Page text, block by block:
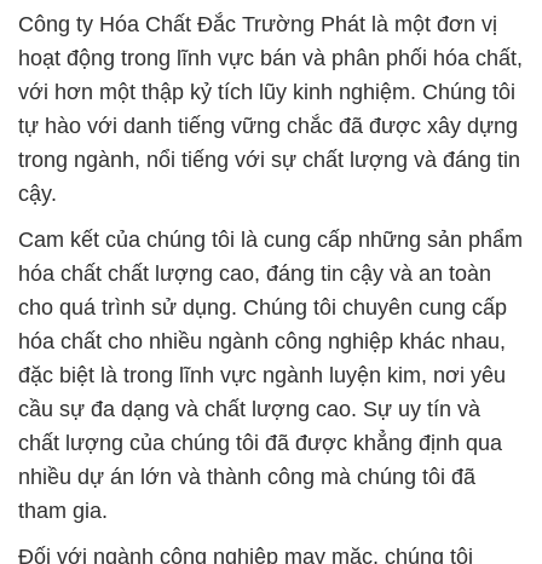
Công ty Hóa Chất Đắc Trường Phát là một đơn vị
hoạt động trong lĩnh vực bán và phân phối hóa chất,
với hơn một thập kỷ tích lũy kinh nghiệm. Chúng tôi
tự hào với danh tiếng vững chắc đã được xây dựng
trong ngành, nổi tiếng với sự chất lượng và đáng tin
cậy.
Cam kết của chúng tôi là cung cấp những sản phẩm
hóa chất chất lượng cao, đáng tin cậy và an toàn
cho quá trình sử dụng. Chúng tôi chuyên cung cấp
hóa chất cho nhiều ngành công nghiệp khác nhau,
đặc biệt là trong lĩnh vực ngành luyện kim, nơi yêu
cầu sự đa dạng và chất lượng cao. Sự uy tín và
chất lượng của chúng tôi đã được khẳng định qua
nhiều dự án lớn và thành công mà chúng tôi đã
tham gia.
Đối với ngành công nghiệp may mặc, chúng tôi